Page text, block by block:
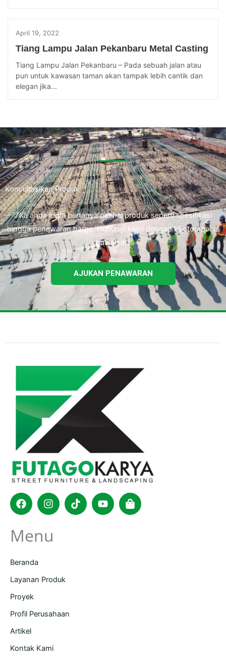
April 19, 2022
Tiang Lampu Jalan Pekanbaru Metal Casting
Tiang Lampu Jalan Pekanbaru – Pada sebuah jalan atau
pun untuk kawasan taman akan tampak lebih cantik dan
elegan jika...
Konsultasikan Produk
Jika anda ingin bertanya perihal produk seperti spesifikasi
hingga penawaran harga. Hubungi kami dengan klik tombol di
bawah ini.
AJUKAN PENAWARAN
FacebookInstagram
TiktokYoutubeShopping-
bag
Menu
Beranda
Layanan Produk
Proyek
Profil Perusahaan
Artikel
Kontak Kami